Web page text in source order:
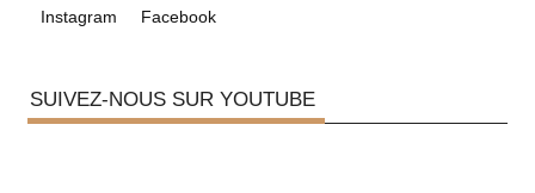
Instagram Facebook
SUIVEZ-NOUS SUR YOUTUBE